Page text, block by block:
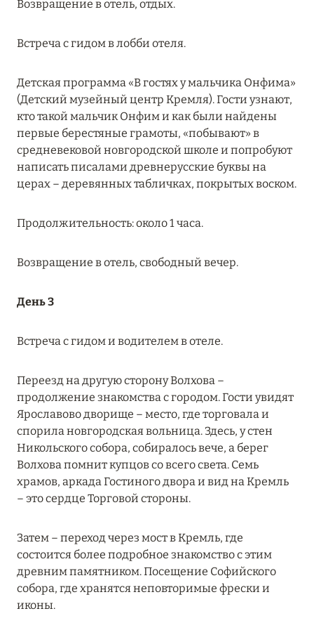
08 августа 2024
АКУЛЫ И ПРЕДЛОЖЕНИЯ ОТ ОТЕЛЯ
Подробнее
30 июля 2024
ONE&ONLY PORTONOVI: В АВГУСТЕ ПО
Подробнее
BIJAL: АКТУАЛЬНЫЕ СПЕЦИАЛЬНЫЕ
Подробнее
05 июля 2024
THE ST. REGIS MALDIVES VOMMULI RESORT:
НОВОГОДНИЕ ДАТЫ СО СКИДКОЙ 25%
Подробнее
SIX SENSES HOTELS RESORTS SPAS: ОАЗИС
КОМФОРТА, ЗДОРОВЬЯ И ГАРМОНИЧНОГО
ОТДЫХА
Подробнее
Возвращение в отель, отдых.
Встреча с гидом в лобби отеля.
Детская программа «В гостях у мальчика Онфима»
(Детский музейный центр Кремля). Гости узнают,
кто такой мальчик Онфим и как были найдены
первые берестяные грамоты, «побывают» в
средневековой новгородской школе и попробуют
написать писалами древнерусские буквы на
церах – деревянных табличках, покрытых воском.
Продолжительность: около 1 часа.
Возвращение в отель, свободный вечер.
День 3
Встреча с гидом и водителем в отеле.
Переезд на другую сторону Волхова –
продолжение знакомства с городом. Гости увидят
Ярославово дворище – место, где торговала и
спорила новгородская вольница. Здесь, у стен
Никольского собора, собиралось вече, а берег
Волхова помнит купцов со всего света. Семь
храмов, аркада Гостиного двора и вид на Кремль
– это сердце Торговой стороны.
Затем – переход через мост в Кремль, где
состоится более подробное знакомство с этим
древним памятником. Посещение Софийского
собора, где хранятся неповторимые фрески и
иконы.